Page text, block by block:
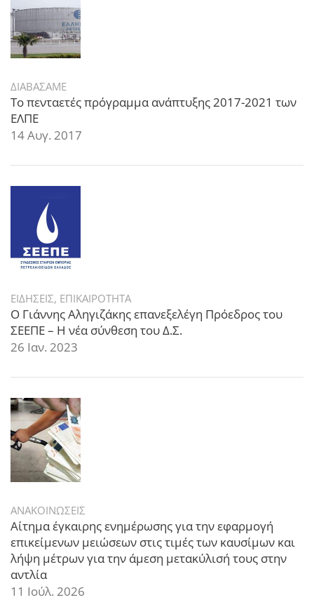
ΔΙΑΒΑΣΑΜΕ
Το πενταετές πρόγραμμα ανάπτυξης 2017-2021 των
ΕΛΠΕ
14 Αυγ. 2017
ΕΙΔΗΣΕΙΣ, ΕΠΙΚΑΙΡΟΤΗΤΑ
Ο Γιάννης Αληγιζάκης επανεξελέγη Πρόεδρος του
ΣΕΕΠΕ – Η νέα σύνθεση του Δ.Σ.
26 Ιαν. 2023
ΑΝΑΚΟΙΝΩΣΕΙΣ
Αίτημα έγκαιρης ενημέρωσης για την εφαρμογή
επικείμενων μειώσεων στις τιμές των καυσίμων και
λήψη μέτρων για την άμεση μετακύλισή τους στην
αντλία
11 Ιούλ. 2026